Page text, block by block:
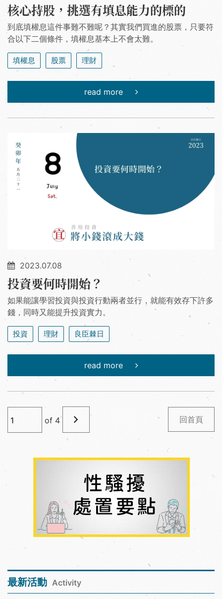
核心持股，挑選有填息能力的標的
到底填權息這件事難不難呢？其實我們買進的股票，只要符
合以下二個條件，填權息基本上不會太難。
填權息 股票 理財
read more
2023.07.08
投資要何時開始？
如果能讓學習投資與投資行動兩者並行，就能有效存下許多
錢，同時又能提升投資實力。
投資 理財 良臣棘日
read more
of 4 回首頁
最新活動 Activity